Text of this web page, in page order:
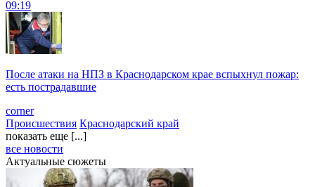
09:19
После атаки на НПЗ в Краснодарском крае вспыхнул пожар:
есть пострадавшие
corner
Происшествия Краснодарский край
показать еще [...]
все новости
Актуальные сюжеты